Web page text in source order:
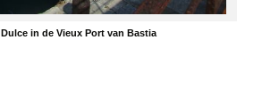
Dulce in de Vieux Port van Bastia